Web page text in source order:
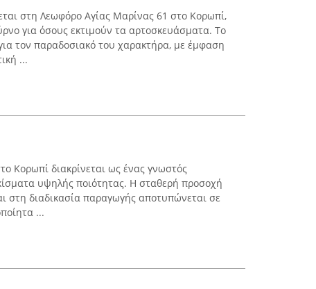
στη Λεωφόρο Αγίας Μαρίνας 61 στο Κορωπί,
για όσους εκτιμούν τα αρτοσκευάσματα. Το
τον παραδοσιακό του χαρακτήρα, με έμφαση
...
Κορωπί διακρίνεται ως ένας γνωστός
υψηλής ποιότητας. Η σταθερή προσοχή
στη διαδικασία παραγωγής αποτυπώνεται σε
...